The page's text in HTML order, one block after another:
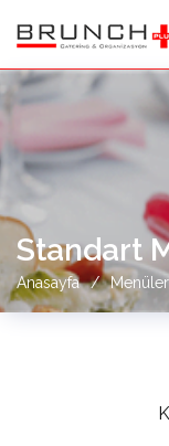
Standart
Anasayfa Menüler